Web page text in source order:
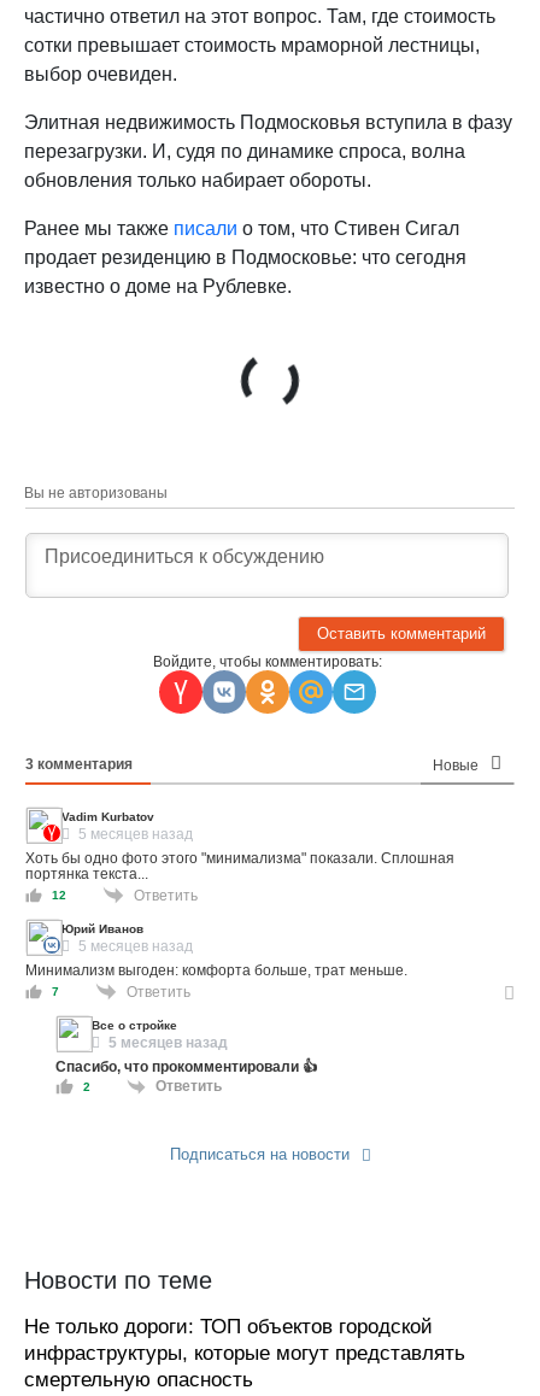
частично ответил на этот вопрос. Там, где стоимость
сотки превышает стоимость мраморной лестницы,
выбор очевиден.
Элитная недвижимость Подмосковья вступила в фазу
перезагрузки. И, судя по динамике спроса, волна
обновления только набирает обороты.
Ранее мы также писали о том, что Стивен Сигал
продает резиденцию в Подмосковье: что сегодня
известно о доме на Рублевке.
Вы не авторизованы
Войдите, чтобы комментировать:
3 комментария Новые
Vadim Kurbatov
5 месяцев назад
Хоть бы одно фото этого "минимализма" показали. Сплошная
портянка текста...
12 Ответить
Юрий Иванов
5 месяцев назад
Минимализм выгоден: комфорта больше, трат меньше.
7 Ответить
Все о стройке
5 месяцев назад
Спасибо, что прокомментировали 👍
2 Ответить
Подписаться на новости
Новости по теме
Не только дороги: ТОП объектов городской
инфраструктуры, которые могут представлять
смертельную опасность